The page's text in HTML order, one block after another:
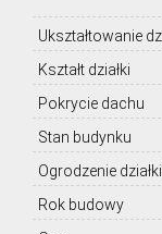
Ukształtowanie
Kształt działki
Pokrycie dachu
Stan budynku
Ogrodzenie działki
Rok budowy